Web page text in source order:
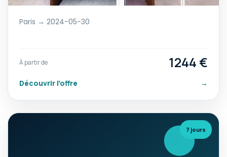
Paris → 2024-05-30
À partir de 1244 €
Découvrir l’offre →
7 jours